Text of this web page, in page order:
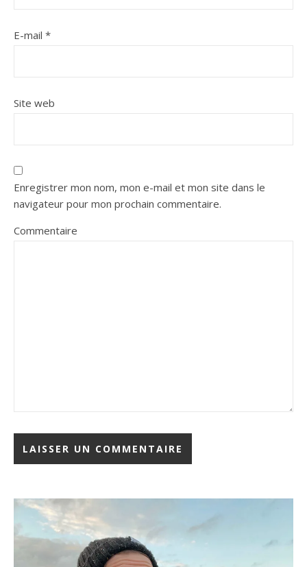
E-mail *
Site web
Enregistrer mon nom, mon e-mail et mon site dans le
navigateur pour mon prochain commentaire.
Commentaire